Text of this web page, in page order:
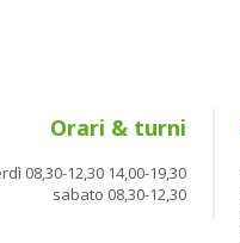
Orari & turni
08,30-12,30 14,00-19,30
sabato 08,30-12,30